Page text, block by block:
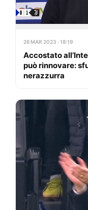
26 MAR 2023 · 18:19
Accostato
può rinnovare:
nerazzurra